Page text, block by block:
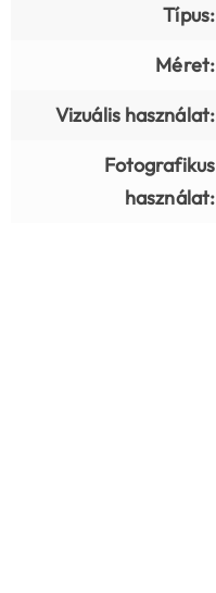
Típus:
Méret:
Vizuális használat:
Fotografikus
használat: